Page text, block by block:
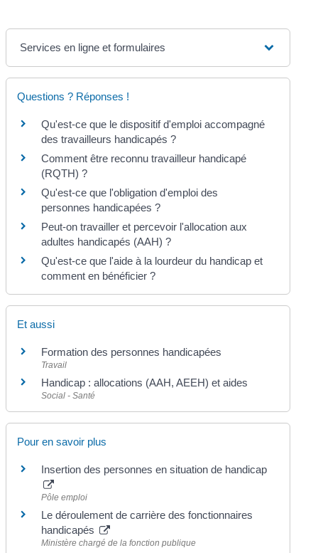
Services en ligne et formulaires
Questions ? Réponses !
Qu'est-ce que le dispositif d'emploi accompagné
des travailleurs handicapés ?
Comment être reconnu travailleur handicapé
(RQTH) ?
Qu'est-ce que l'obligation d'emploi des
personnes handicapées ?
Peut-on travailler et percevoir l'allocation aux
adultes handicapés (AAH) ?
Qu'est-ce que l'aide à la lourdeur du handicap et
comment en bénéficier ?
Et aussi
Formation des personnes handicapées
Travail
Handicap : allocations (AAH, AEEH) et aides
Social - Santé
Pour en savoir plus
Insertion des personnes en situation de handicap
Pôle emploi
Le déroulement de carrière des fonctionnaires
handicapés
Ministère chargé de la fonction publique